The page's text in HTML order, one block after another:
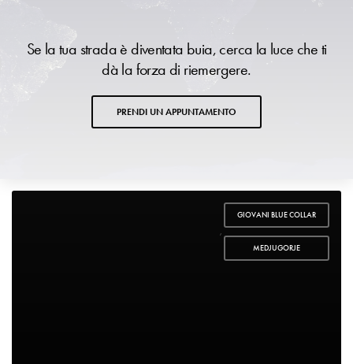
Se la tua strada è diventata buia, cerca la luce che ti
dà la forza di riemergere.
PRENDI UN APPUNTAMENTO
GIOVANI BLUE COLLAR
,
MEDJUGORJE